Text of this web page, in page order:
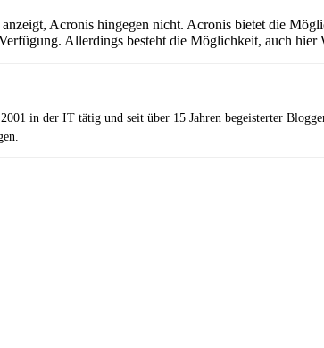
Acronis hingegen nicht. Acronis bietet die
Allerdings besteht die Möglichkeit, auch
in der IT tätig und seit über 15 Jahren begeisterter